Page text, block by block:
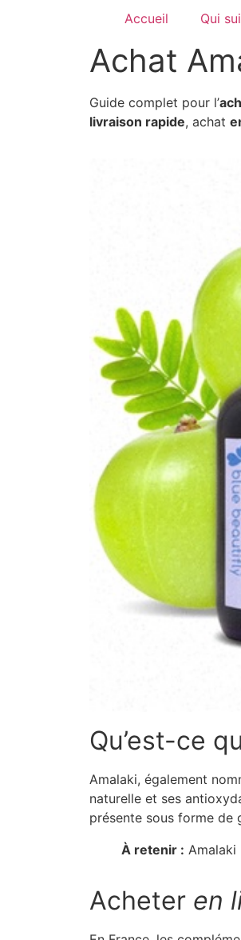
Accueil Qui
Achat
Guide complet pour l’
livraison rapide, achat
Qu’est-ce
Amalaki, également
naturelle et ses
présente sous forme de
À retenir : Amalaki
Acheter en